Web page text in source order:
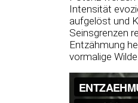
Intensität
aufgelöst und
Seinsgrenzen
Entzähmung
vormalige Wilde.